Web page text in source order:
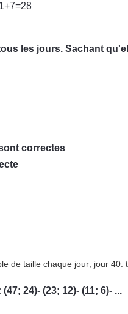
les jours. Sachant
correctes
de taille chaque jour; jour
24)- (23; 12)- (11; 6)- ...